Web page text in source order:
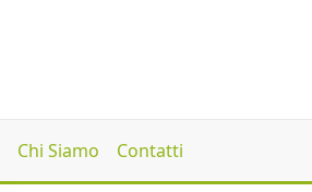
Chi Siamo Contatti